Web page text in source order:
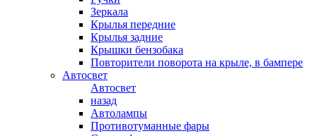
Зеркала
Крылья передние
Крылья задние
Крышки бензобака
Повторители поворота на крыле, в бампере
Автосвет
Автосвет
назад
Автолампы
Противотуманные фары